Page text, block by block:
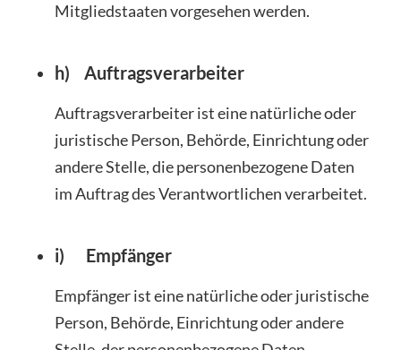
Mitgliedstaaten vorgesehen werden.
h) Auftragsverarbeiter
Auftragsverarbeiter ist eine natürliche oder
juristische Person, Behörde, Einrichtung oder
andere Stelle, die personenbezogene Daten
im Auftrag des Verantwortlichen verarbeitet.
i) Empfänger
Empfänger ist eine natürliche oder juristische
Person, Behörde, Einrichtung oder andere